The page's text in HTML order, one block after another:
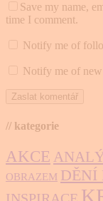
Save my name,
time I comment.
Notify me of
Notify me of
// kategorie
AKCE
OBRAZEM DĚNÍ